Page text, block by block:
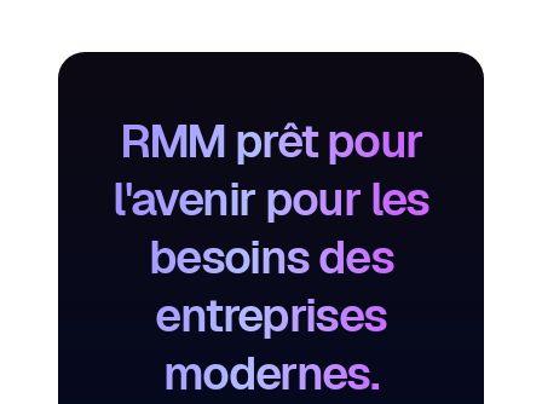
RMM prêt pour
l'avenir pour les
besoins des
entreprises
modernes.